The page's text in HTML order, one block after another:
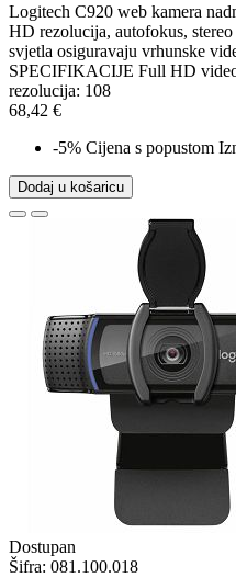
Logitech C920 web kamera
HD rezolucija, autofokus,
svjetla osiguravaju vrhunske
SPECIFIKACIJE Full HD
rezolucija: 108
68,42 €
-5% Cijena s popustom
Dodaj u košaricu
Dostupan
Šifra: 081.100.018